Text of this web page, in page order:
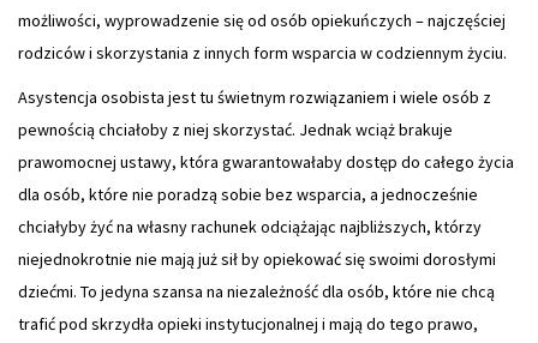
możliwości, wyprowadzenie się od osób opiekuńczych – najczęściej
rodziców i skorzystania z innych form wsparcia w codziennym życiu.
Asystencja osobista jest tu świetnym rozwiązaniem i wiele osób z
pewnością chciałoby z niej skorzystać. Jednak wciąż brakuje
prawomocnej ustawy, która gwarantowałaby dostęp do całego życia
dla osób, które nie poradzą sobie bez wsparcia, a jednocześnie
chciałyby żyć na własny rachunek odciążając najbliższych, którzy
niejednokrotnie nie mają już sił by opiekować się swoimi dorosłymi
dziećmi. To jedyna szansa na niezależność dla osób, które nie chcą
trafić pod skrzydła opieki instytucjonalnej i mają do tego prawo,